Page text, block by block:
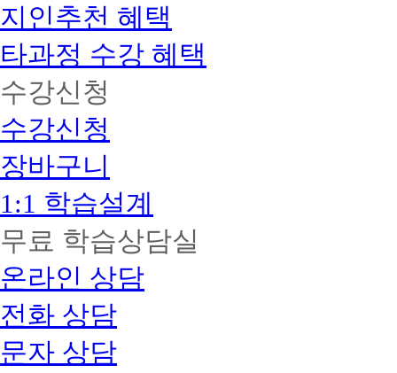
지인추천 혜택
타과정 수강 혜택
수강신청
수강신청
장바구니
1:1 학습설계
무료 학습상담실
온라인 상담
전화 상담
문자 상담